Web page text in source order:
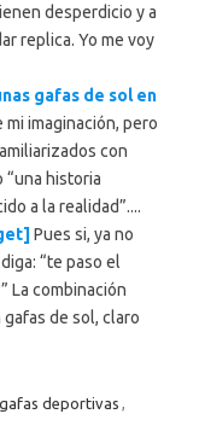
desperdicio y a
replica. Yo me voy
gafas de sol en
imaginación, pero
con
“una historia
a la realidad”....
Pues si, ya no
“te paso el
La combinación
de sol, claro
gafas deportivas ,